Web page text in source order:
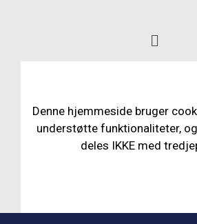
Denne hjemmeside bruger
understøtte funktionaliteter,
deles IKKE med